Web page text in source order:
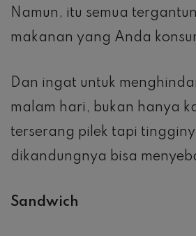
Namun, itu semua
makanan yang Anda
Dan ingat untuk
malam hari, bukan hanya
terserang pilek tapi
dikandungnya bisa
Sandwich